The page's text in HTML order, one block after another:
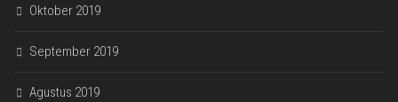
Oktober 2019
September 2019
Agustus 2019